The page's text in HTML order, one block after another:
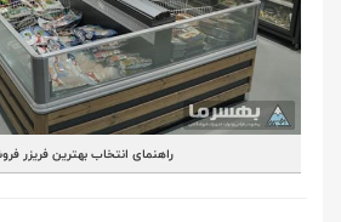
راهنمای انتخاب بهترین فریزر